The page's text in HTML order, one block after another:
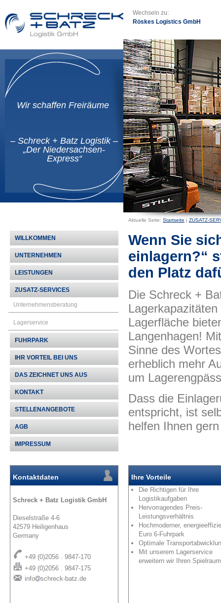
Wechseln zu:
Röskes Logistics GmbH
Wir schaffen Freiräume
– Schreck + Batz Logistik –
„Der Niedersachsen-
Express“
Aktuelle Seite: Startseite | ZUSATZ-
WILLKOMMEN
UNTERNEHMEN
LEISTUNGEN
ZUSATZ-SERVICES
Unternehmensberatung
Lagerservice
FUHRPARK
IHR VORTEIL BEI UNS
DAS ZEICHNET UNS AUS
KONTAKT
STELLENANGEBOTE
AGB
IMPRESSUM
Wenn Sie
einlagern?“
den Platz
Die Schreck +
Lagerfläche
Langenhagen!
Sinne des
erheblich mehr
um
Dass die
entspricht, ist
helfen Ihnen
Kontaktdaten
Schreck + Batz Logistik GmbH
Dieselstraße 4-6
42579 Heiligenhaus
Germany
+49 (0)2056 . 9847-170
+49 (0)2056 . 9847-175
info
schreck-batz.de
Ihre Vorteile
Die Richtigen für Ihre
Logistikaufgaben
Hervorragendes Preis-
Leistungsverhältnis
Hochmoderner,
Euro 6-Fuhrpark
Optimale
Mit unserem Lagerservice
erweitern wir Ihren Spielraum